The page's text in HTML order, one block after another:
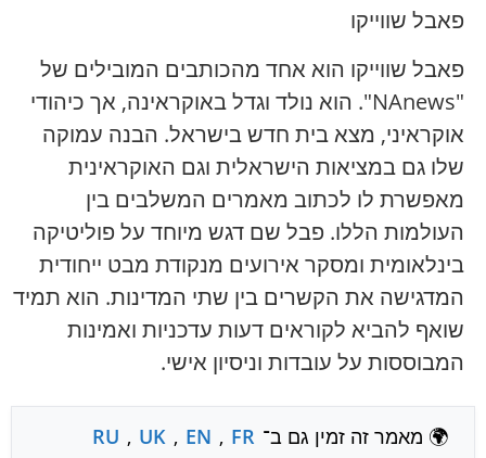
פאבל שווייקו
פאבל שווייקו הוא אחד מהכותבים המובילים של
"NAnews". הוא נולד וגדל באוקראינה, אך כיהודי
אוקראיני, מצא בית חדש בישראל. הבנה עמוקה
שלו גם במציאות הישראלית וגם האוקראינית
מאפשרת לו לכתוב מאמרים המשלבים בין
העולמות הללו. פבל שם דגש מיוחד על פוליטיקה
בינלאומית ומסקר אירועים מנקודת מבט ייחודית
המדגישה את הקשרים בין שתי המדינות. הוא תמיד
שואף להביא לקוראים דעות עדכניות ואמינות
המבוססות על עובדות וניסיון אישי.
🌍 מאמר זה זמין גם ב־ RU , UK , EN , FR